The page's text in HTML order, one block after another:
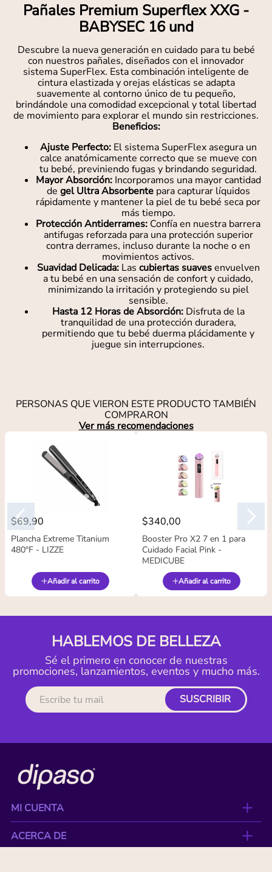
Pañales Premium Superflex XXG -
BABYSEC 16 und
Descubre la nueva generación en cuidado para tu bebé
con nuestros pañales, diseñados con el innovador
sistema SuperFlex. Esta combinación inteligente de
cintura elastizada y orejas elásticas se adapta
suavemente al contorno único de tu pequeño,
brindándole una comodidad excepcional y total libertad
de movimiento para explorar el mundo sin restricciones.
Beneficios:
Ajuste Perfecto:El sistema SuperFlex asegura un
calce anatómicamente correcto que se mueve con
tu bebé, previniendo fugas y brindando seguridad.
Mayor Absorción:Incorporamos una mayor cantidad
de gel Ultra Absorbentepara capturar líquidos
rápidamente y mantener la piel de tu bebé seca por
más tiempo.
Protección Antiderrames: Confía en nuestra barrera
antifugas reforzada para una protección superior
contra derrames, incluso durante la noche o en
movimientos activos.
Suavidad Delicada:Las cubiertas suavesenvuelven
a tu bebé en una sensación de confort y cuidado,
minimizando la irritación y protegiendo su piel
sensible.
Hasta 12 Horas de Absorción:Disfruta de la
tranquilidad de una protección duradera,
permitiendo que tu bebé duerma plácidamente y
juegue sin interrupciones.
PERSONAS QUE VIERON ESTE PRODUCTO TAMBIÉN
COMPRARON
Ver más recomendaciones
$69,90
Plancha Extreme Titanium
480°F - LIZZE
Añadir al carrito
$340,00
Booster Pro X2 7 en 1 para
Cuidado Facial Pink -
MEDICUBE
Añadir al carrito
HABLEMOS DE BELLEZA
Sé el primero en conocer de nuestras
promociones, lanzamientos, eventos y mucho más.
SUSCRIBIR
MI CUENTA
ACERCA DE